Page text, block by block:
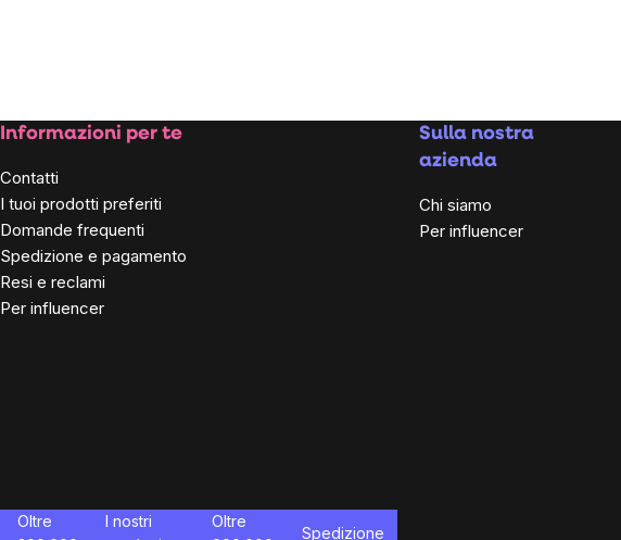
Footer
Informazioni per te
Contatti
I tuoi prodotti preferiti
Domande frequenti
Spedizione e pagamento
Resi e reclami
Per influencer
Sulla nostra
azienda
Chi siamo
Per influencer
Oltre
I nostri
Oltre
Spedizione